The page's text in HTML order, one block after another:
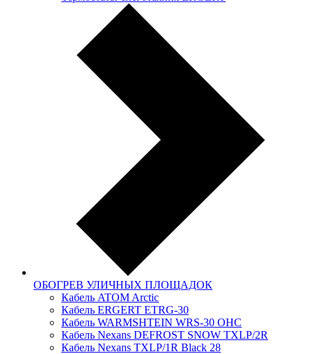
ОБОГРЕВ УЛИЧНЫХ ПЛОЩАДОК
Кабель ATOM Arctic
Кабель ERGERT ETRG-30
Кабель WARMSHTEIN WRS-30 OHC
Кабель Nexans DЕFRОSТ SNOW TXLР/2R
Кабель Nexans TXLP/1R Black 28